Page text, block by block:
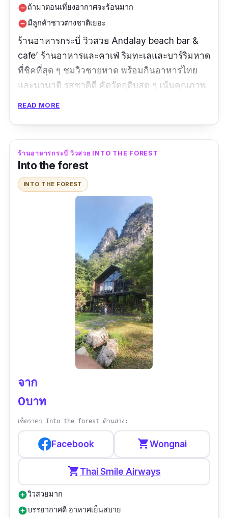
remove_circleถ้ามาตอนเที่ยงอากาศจะร้อนมาก
remove_circleมีลูกค้าชาวต่างชาติเยอะ
ร้านอาหารกระบี่ วิวสวย Andalay beach bar &
cafe’ ร้านอาหารและคาเฟ่ ริมทะเลและบาร์ริมหาด
ที่ชิคที่สุด ๆ ชมวิวชายหาด พร้อมกินอาหารไทย
และนานาติ รสชาติดี คัดวัตถุดิบสด ๆ เน้นคุณภาพ
มาช่วงเย็น ๆ ค่ำ ๆ ในช่วงวัน ศุกร์-อาทิตย์ จะมี
ห้ามพลาด
https://goo.gl/maps/N1FeYgQc1Cuu3YyH8
?coh=178571&entry=tt
0612179779
เวลาทำการ :เปิดทุกวัน 10:00–21:00 น.
เมนูแนะนำ :
“สถานที่สวยมาก ติดทะเล มีที่จอดรถ ส่วนตัว
สุดๆ ราคาน้ำไม่แรงมาก รสชาติดี พนักงานน่ารัก
แต่ที่ชอบสุดๆคือ มีโชว์ไฟด้วย สวยมาก สวยกว่า
จองโต๊ะได้นะ แต่ถ้าไม่จอง ก็ดูได้อยู่ดี”
READ MORE
ร้านอาหารกระบี่ วิวสวย INTO THE FOREST
Into the forest
INTO THE FOREST
จาก
0บาท
เช็คราคา Into the forest ด้านล่าง:
Facebook shopping_cartWongnai
shopping_cartThai Smile Airways
add_circleวิวสวยมาก
add_circleบรรยากาศดี อาหาศเย็นสบาย